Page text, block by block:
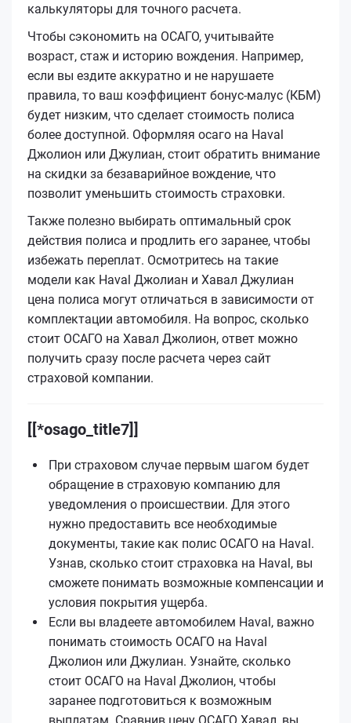
калькуляторы для точного расчета.
Чтобы сэкономить на ОСАГО, учитывайте
возраст, стаж и историю вождения. Например,
если вы ездите аккуратно и не нарушаете
правила, то ваш коэффициент бонус-малус (КБМ)
будет низким, что сделает стоимость полиса
более доступной. Оформляя осаго на Haval
Джолион или Джулиан, стоит обратить внимание
на скидки за безаварийное вождение, что
позволит уменьшить стоимость страховки.
Также полезно выбирать оптимальный срок
действия полиса и продлить его заранее, чтобы
избежать переплат. Осмотритесь на такие
модели как Haval Джолиан и Хавал Джулиан
цена полиса могут отличаться в зависимости от
комплектации автомобиля. На вопрос, сколько
стоит ОСАГО на Хавал Джолион, ответ можно
получить сразу после расчета через сайт
страховой компании.
[[*osago_title7]]
При страховом случае первым шагом будет
обращение в страховую компанию для
уведомления о происшествии. Для этого
нужно предоставить все необходимые
документы, такие как полис ОСАГО на Haval.
Узнав, сколько стоит страховка на Haval, вы
сможете понимать возможные компенсации и
условия покрытия ущерба.
Если вы владеете автомобилем Haval, важно
понимать стоимость ОСАГО на Haval
Джолион или Джулиан. Узнайте, сколько
стоит ОСАГО на Haval Джолион, чтобы
заранее подготовиться к возможным